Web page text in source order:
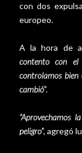
con dos
europeo.
A la hora de
contento con
controlamos bien
cambió”.
“Aprovechamos
peligro”, agregó